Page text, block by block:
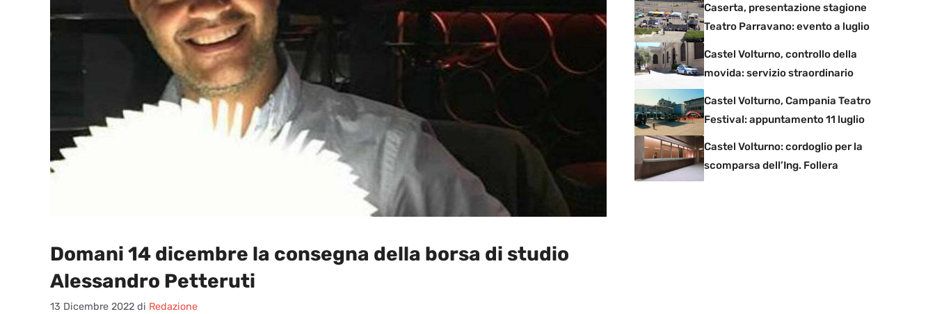
Domani 14 dicembre la consegna della borsa di studio
Alessandro Petteruti
13 Dicembre 2022 di Redazione
Caserta, presentazione stagione
Teatro Parravano: evento a luglio
Castel Volturno, controllo della
movida: servizio straordinario
Castel Volturno, Campania Teatro
Festival: appuntamento 11 luglio
Castel Volturno: cordoglio per la
scomparsa dell’Ing. Follera